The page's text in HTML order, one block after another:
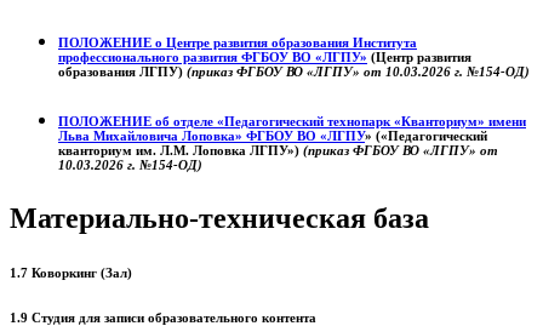
ПОЛОЖЕНИЕ о Центре развития образования Института
профессионального развития ФГБОУ ВО «ЛГПУ» (Центр развития
образования ЛГПУ) (приказ ФГБОУ ВО «ЛГПУ» от 10.03.2026 г. №154-ОД)
ПОЛОЖЕНИЕ об отделе «Педагогический технопарк «Кванториум» имени
Льва Михайловича Лоповка» ФГБОУ ВО «ЛГПУ» («Педагогический
кванториум им. Л.М. Лоповка ЛГПУ») (приказ ФГБОУ ВО «ЛГПУ» от
10.03.2026 г. №154-ОД)
Материально-техническая база
1.7 Коворкинг (Зал)
1.9 Студия для записи образовательного контента